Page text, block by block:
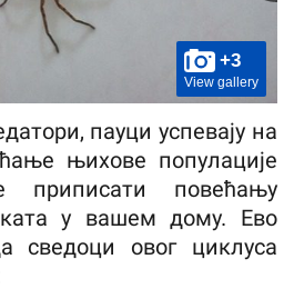
+3
View gallery
пауци успевају на
њихове популације
повећању
у вашем дому. Ево
сведоци овог циклуса